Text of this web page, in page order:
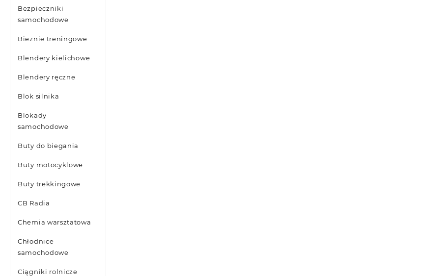
Bezpieczniki
samochodowe
Bieżnie treningowe
Blendery kielichowe
Blendery ręczne
Blok silnika
Blokady
samochodowe
Buty do biegania
Buty motocyklowe
Buty trekkingowe
CB Radia
Chemia warsztatowa
Chłodnice
samochodowe
Ciągniki rolnicze